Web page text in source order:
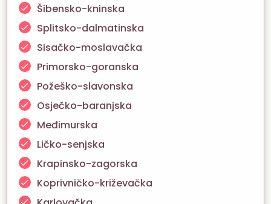
Šibensko-kninska
Splitsko-dalmatinska
Sisačko-moslavačka
Primorsko-goranska
Požeško-slavonska
Osječko-baranjska
Međimurska
Ličko-senjska
Krapinsko-zagorska
Koprivničko-križevačka